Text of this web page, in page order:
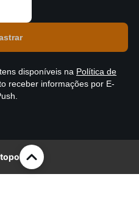
disponíveis na Política de
receber informações por E-